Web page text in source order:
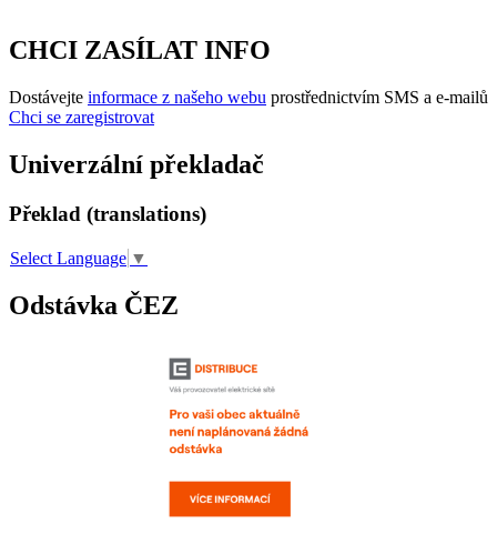
CHCI ZASÍLAT INFO
Dostávejte informace z našeho webu prostřednictvím SMS a e-mailů
Chci se zaregistrovat
Univerzální překladač
Překlad (translations)
Select Language ▼
Odstávka ČEZ